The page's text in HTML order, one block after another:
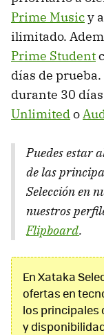
Prime Musicy
ilimitado.
Prime Student
días de
durante 30
Unlimitedo
Puedes estar
de las
Selección en
nuestros
Flipboard.
En Xataka
ofertas en
los principales
y